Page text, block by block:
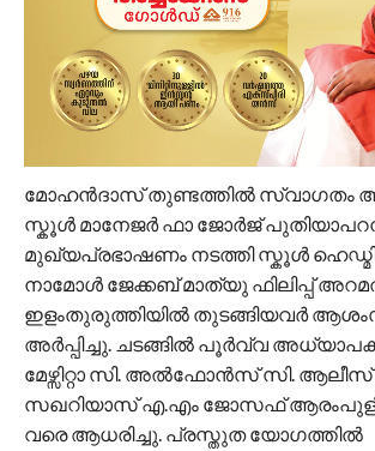
മോഹൻദാസ് തുണ്ടത്തിൽ സ്വാഗതം
സ്കൂൾ മാനേജർ ഫാ ജോർജ്
മുഖ്യപ്രഭാഷണം നടത്തി സ്കൂൾ
നാമോൾ ജേക്കബ് മാത്യു ഫിലിപ്പ്
ഇളംതുരുത്തിയിൽ തുടങ്ങിയവർ
അർപ്പിച്ചു. ചടങ്ങിൽ പൂർവ്വ
മേഴ്സിറ്റാ സി. അൽഫോൻസ് സി.
സഖറിയാസ് എ.എം ജോസഫ്
വരെ ആധരിച്ചു. പ്രസ്തുത യോഗത്തിൽ